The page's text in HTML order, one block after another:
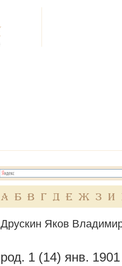
А Б В Г Д Е Ж З И
Друскин Яков
род. 1 (14) янв.